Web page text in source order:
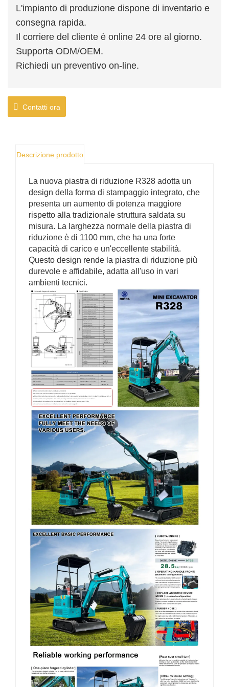
L'impianto di produzione dispone di inventario e
consegna rapida.
Il corriere del cliente è online 24 ore al giorno.
Supporta ODM/OEM.
Richiedi un preventivo on-line.
Contatti ora
Descrizione prodotto
La nuova piastra di riduzione R328 adotta un
design della forma di stampaggio integrato, che
presenta un aumento di potenza maggiore
rispetto alla tradizionale struttura saldata su
misura. La larghezza normale della piastra di
riduzione è di 1100 mm, che ha una forte
capacità di carico e un'eccellente stabilità.
Questo design rende la piastra di riduzione più
durevole e affidabile, adatta all'uso in vari
ambienti tecnici.